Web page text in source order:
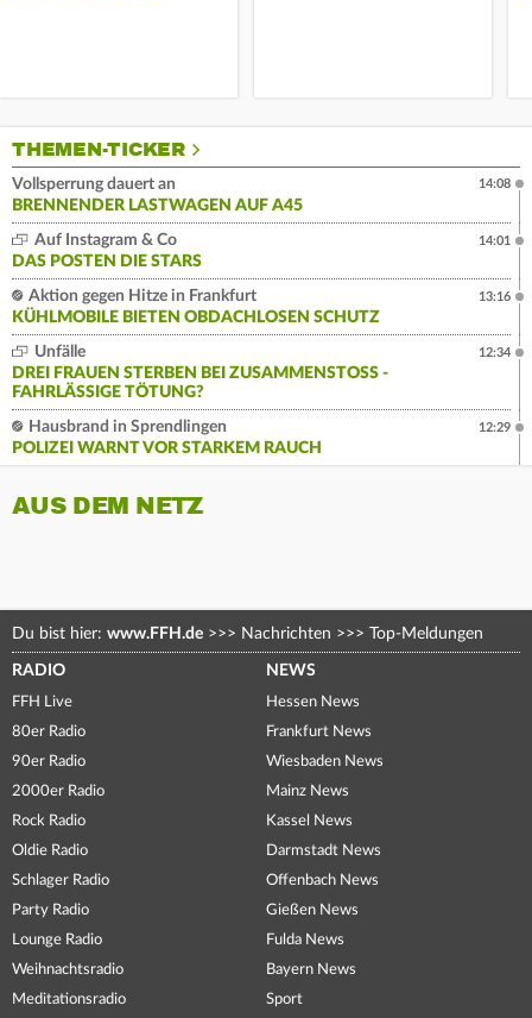
THEMEN-TICKER
Vollsperrung dauert an
BRENNENDER LASTWAGEN AUF A45
14:08
Auf Instagram & Co
DAS POSTEN DIE STARS
14:01
Aktion gegen Hitze in Frankfurt
KÜHLMOBILE BIETEN OBDACHLOSEN SCHUTZ
13:16
Unfälle
DREI FRAUEN STERBEN BEI ZUSAMMENSTOSS - F
AHRLÄSSIGE TÖTUNG?
12:34
Hausbrand in Sprendlingen
POLIZEI WARNT VOR STARKEM RAUCH
12:29
AUS DEM NETZ
Du bist hier: www.FFH.de >>> Nachrichten >>> Top-Meldungen
RADIO
FFH Live
80er Radio
90er Radio
2000er Radio
Rock Radio
Oldie Radio
Schlager Radio
Party Radio
Lounge Radio
Weihnachtsradio
Meditationsradio
NEWS
Hessen News
Frankfurt News
Wiesbaden News
Mainz News
Kassel News
Darmstadt News
Offenbach News
Gießen News
Fulda News
Bayern News
Sport